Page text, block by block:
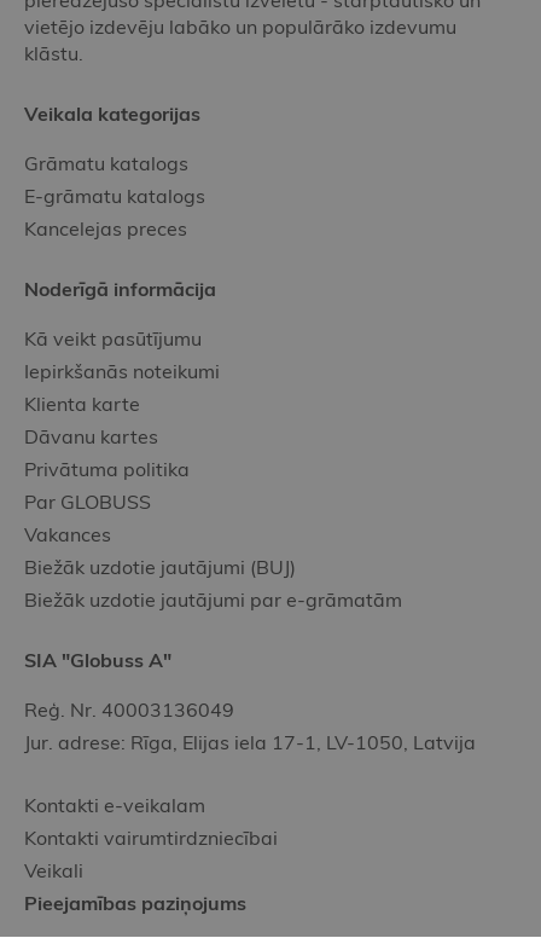
vietējo izdevēju labāko un populārāko izdevumu
klāstu.
Veikala kategorijas
Grāmatu katalogs
E-grāmatu katalogs
Kancelejas preces
Noderīgā informācija
Kā veikt pasūtījumu
Iepirkšanās noteikumi
Klienta karte
Dāvanu kartes
Privātuma politika
Par GLOBUSS
Vakances
Biežāk uzdotie jautājumi (BUJ)
Biežāk uzdotie jautājumi par e-grāmatām
SIA "Globuss A"
Reģ. Nr. 40003136049
Jur. adrese: Rīga, Elijas iela 17-1, LV-1050, Latvija
Kontakti e-veikalam
Kontakti vairumtirdzniecībai
Veikali
Pieejamības paziņojums